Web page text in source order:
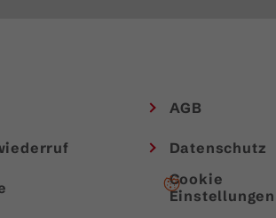
AGB
Datenschutz
Cookie
Einstellungen